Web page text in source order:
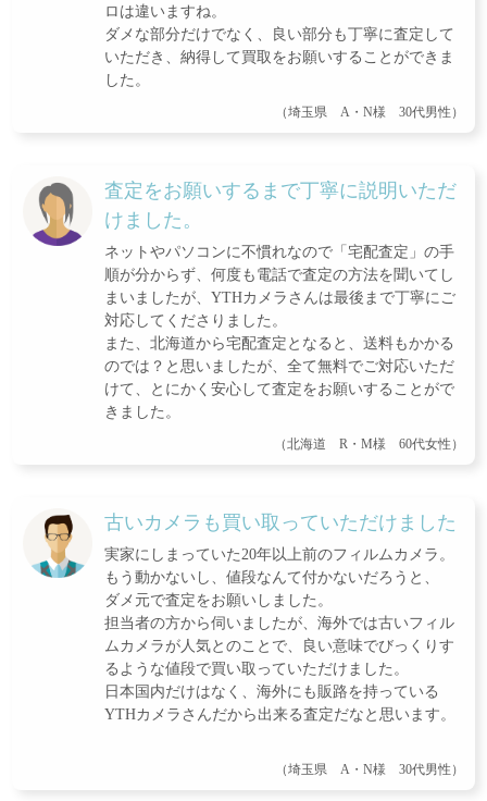
ロは違いますね。
ダメな部分だけでなく、良い部分も丁寧に査定して
いただき、納得して買取をお願いすることができま
した。
（埼玉県 A・N様 30代男性）
査定をお願いするまで丁寧に説明いただ
けました。
ネットやパソコンに不慣れなので「宅配査定」の手
順が分からず、何度も電話で査定の方法を聞いてし
まいましたが、YTHカメラさんは最後まで丁寧にご
対応してくださりました。
また、北海道から宅配査定となると、送料もかかる
のでは？と思いましたが、全て無料でご対応いただ
けて、とにかく安心して査定をお願いすることがで
きました。
（北海道 R・M様 60代女性）
古いカメラも買い取っていただけました
実家にしまっていた20年以上前のフィルムカメラ。
もう動かないし、値段なんて付かないだろうと、
ダメ元で査定をお願いしました。
担当者の方から伺いましたが、海外では古いフィル
ムカメラが人気とのことで、良い意味でびっくりす
るような値段で買い取っていただけました。
日本国内だけはなく、海外にも販路を持っている
YTHカメラさんだから出来る査定だなと思います。
（埼玉県 A・N様 30代男性）